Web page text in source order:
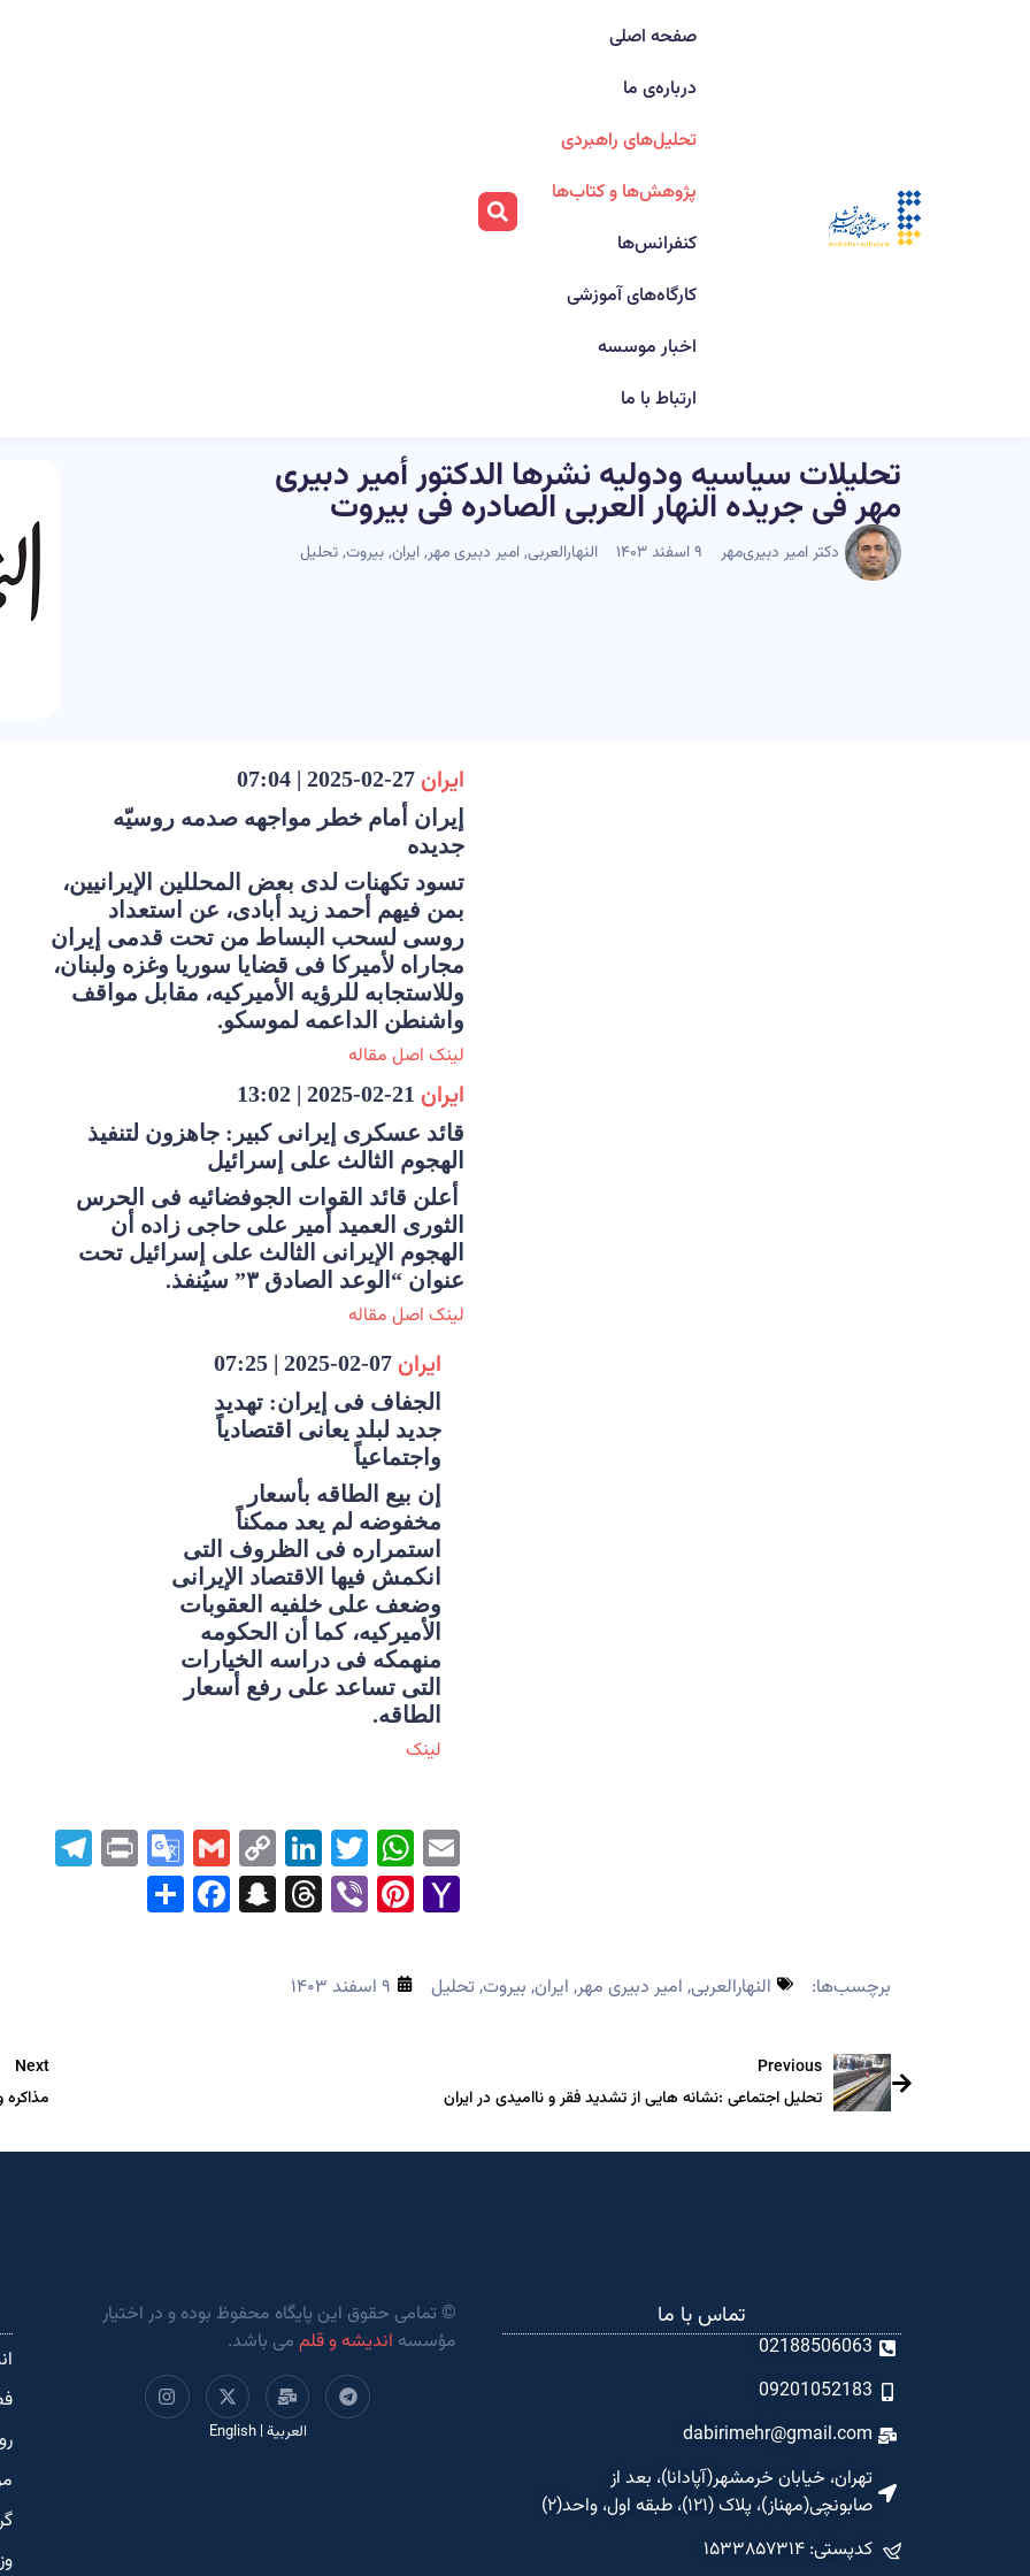
صفحه اصلی
درباره‌ی ما
تحلیل‌های راهبردی
پژوهش‌ها و کتاب‌ها
کنفرانس‌ها
کارگاه‌های آموزشی
اخبار موسسه
ارتباط با ما
تحلیلات سیاسیه ودولیه نشرها الدکتور أمیر دبیری
مهر فی جریده النهار العربی الصادره فی بیروت
دکتر امیر دبیری‌مهر ۹ اسفند ۱۴۰۳ النهارالعربی,امیر دبیری مهر,ایران,بیروت,تحلیل
ایران 27-02-2025 | 07:04
إیران أمام خطر مواجهه صدمه روسیّه
جدیده
تسود تکهنات لدى بعض المحللین الإیرانیین،
بمن فیهم أحمد زید أبادی، عن استعداد
روسی لسحب البساط من تحت قدمی إیران
مجاراه لأمیرکا فی قضایا سوریا وغزه ولبنان،
وللاستجابه للرؤیه الأمیرکیه، مقابل مواقف
واشنطن الداعمه لموسکو.
لینک اصل مقاله
ایران 21-02-2025 | 13:02
قائد عسکری إیرانی کبیر: جاهزون لتنفیذ
الهجوم الثالث على إسرائیل
أعلن قائد القوات الجوفضائیه فی الحرس
الثوری العمید أمیر علی حاجی زاده أن
الهجوم الإیرانی الثالث على إسرائیل تحت
عنوان “الوعد الصادق ۳” سیُنفذ.
لینک اصل مقاله
ایران 07-02-2025 | 07:25
الجفاف فی إیران: تهدید
جدید لبلد یعانی اقتصادیاً
واجتماعیاً
إن بیع الطاقه بأسعار
مخفوضه لم یعد ممکناً
استمراره فی الظروف التی
انکمش فیها الاقتصاد الإیرانی
وضعف على خلفیه العقوبات
الأمیرکیه، کما أن الحکومه
منهمکه فی دراسه الخیارات
التی تساعد على رفع أسعار
الطاقه.
لینک
Email
WhatsApp
Twitter
LinkedIn
Copy
Link
Gmail
Google
Translate
Print
Yahoo
Mail
Pinterest
Viber
Threads
Snapchat
Facebook
برچسب‌ها: النهارالعربی, امیر دبیری مهر, ایران, بیروت, تحلیل ۹ اسفند ۱۴۰۳
Previous
تحلیل اجتماعی :نشانه هایی از تشدید فقر و ناامیدی در ایران
Next
تماس با ما
02188506063
09201052183
dabirimehr@gmail.com
تهران، خیابان خرمشهر(آپادانا)، بعد از
صابونچی(مهناز)، پلاک (۱۲۱)، طبقه اول، واحد(۲)
کدپستی: ۱۵۳۳۸۵۷۳۱۴
© تمامی حقوق این پایگاه محفوظ بوده و در اختیار
مؤسسه اندیشه و قلممی باشد.
العربية |
English